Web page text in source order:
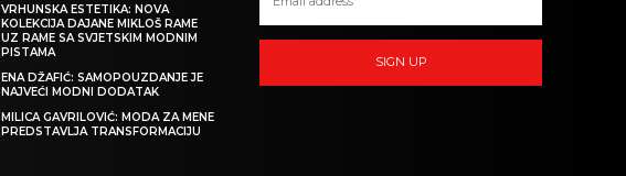
VRHUNSKA ESTETIKA: NOVA
KOLEKCIJA DAJANE MIKLOŠ RAME
UZ RAME SA SVJETSKIM MODNIM
PISTAMA
ENA DŽAFIĆ: SAMOPOUZDANJE JE
NAJVEĆI MODNI DODATAK
MILICA GAVRILOVIĆ: MODA ZA MENE
PREDSTAVLJA TRANSFORMACIJU
SIGN UP